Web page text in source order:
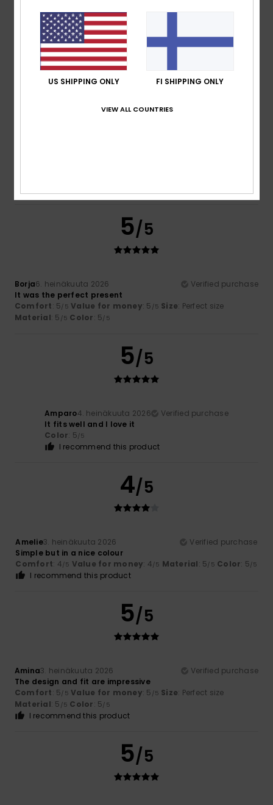
Just what I was looking for
Comfort: 5/5 Value for money
Material: 5/5 Color: 5/5
I recommend this product
5
5/5
Borja6. heinäkuuta 2026
Verified purchase
It was the perfect present
Comfort: 5/5 Value for money: 5 /5 Size: Perfect size
Material: 5 /5 Color: 5/5
5/5
Amparo4. heinäkuuta 2026
Verified purchase
It fits well and I love it
Color: 5/5
I recommend this product
4/5
Amelie3. heinäkuuta 2026
Verified purchase
Simple but in a nice colour
Comfort: 4/5 Value for money: 4/5 Material: 5/5 Color: 5/5
I recommend this product
5/5
Amina3. heinäkuuta 2026
Verified purchase
The design and fit are impressive
Comfort: 5/5 Value for money: 5 /5 Size: Perfect size
Material: 5 /5 Color: 5/5
I recommend this product
5/5
US SHIPPING ONLY FI SHIPPING ONLY
VIEW ALL COUNTRIES